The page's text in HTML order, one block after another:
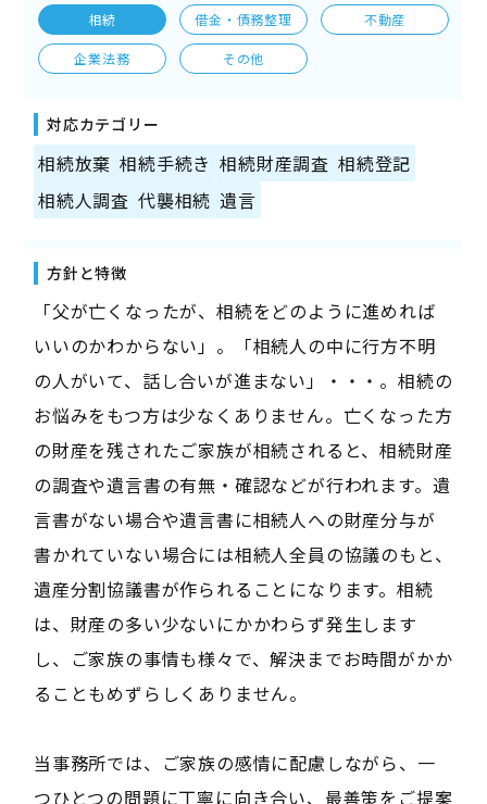
相続 借金・債務整理 不動産
企業法務 その他
対応カテゴリー
相続放棄 相続手続き 相続財産調査 相続登記
相続人調査 代襲相続 遺言
方針と特徴
「父が亡くなったが、相続をどのように進めれば
いいのかわからない」。「相続人の中に行方不明
の人がいて、話し合いが進まない」・・・。相続の
お悩みをもつ方は少なくありません。亡くなった方
の財産を残されたご家族が相続されると、相続財産
の調査や遺言書の有無・確認などが行われます。遺
言書がない場合や遺言書に相続人への財産分与が
書かれていない場合には相続人全員の協議のもと、
遺産分割協議書が作られることになります。相続
は、財産の多い少ないにかかわらず発生します
し、ご家族の事情も様々で、解決までお時間がかか
ることもめずらしくありません。
当事務所では、ご家族の感情に配慮しながら、一
つひとつの問題に丁寧に向き合い、最善策をご提案